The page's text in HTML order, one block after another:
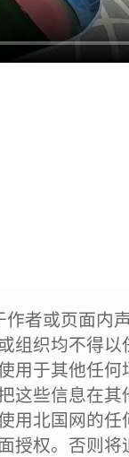
者或页面内
组织均不得
用于其他任
这些信息在
用北国网的
授权。否则将